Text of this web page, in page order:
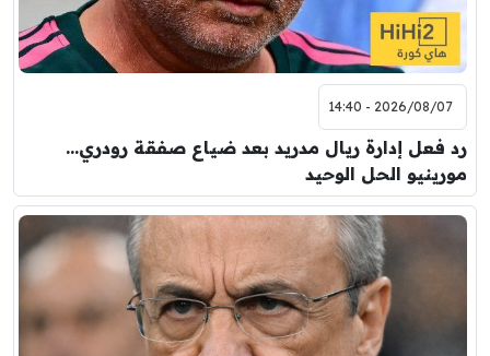
2026/08/07 - 14:40
رد فعل إدارة ريال مدريد بعد ضياع صفقة رودري…
مورينيو الحل الوحيد